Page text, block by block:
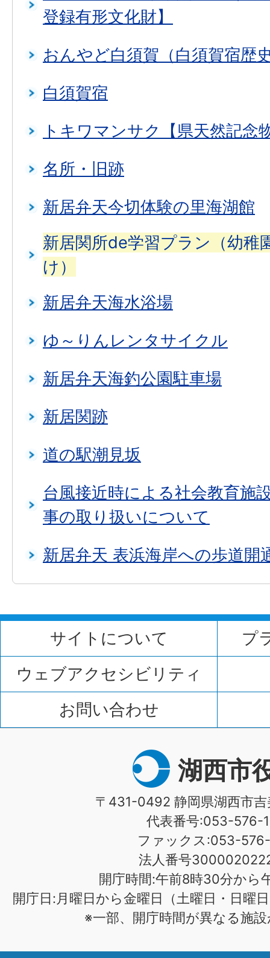
登録有形文化財】
おんやど白須賀（白須賀宿歴
白須賀宿
トキワマンサク【県天然記念
名所・旧跡
新居弁天今切体験の里海湖館
新居関所de学習プラン（幼稚
け）
新居弁天海水浴場
ゆ～りんレンタサイクル
新居弁天海釣公園駐車場
新居関跡
道の駅潮見坂
台風接近時による社会教育施
事の取り扱いについて
新居弁天 表浜海岸への歩道開
サイトについて
プ
ウェブアクセシビリティ
お問い合わせ
湖西市
〒431-0492 静岡県湖西市
代表番号:053-576-
ファックス:053-576-
法人番号
開庁時間:午前8時30分から
開庁日:月曜日から金曜日（土曜日・日曜
※一部、開庁時間が異なる施